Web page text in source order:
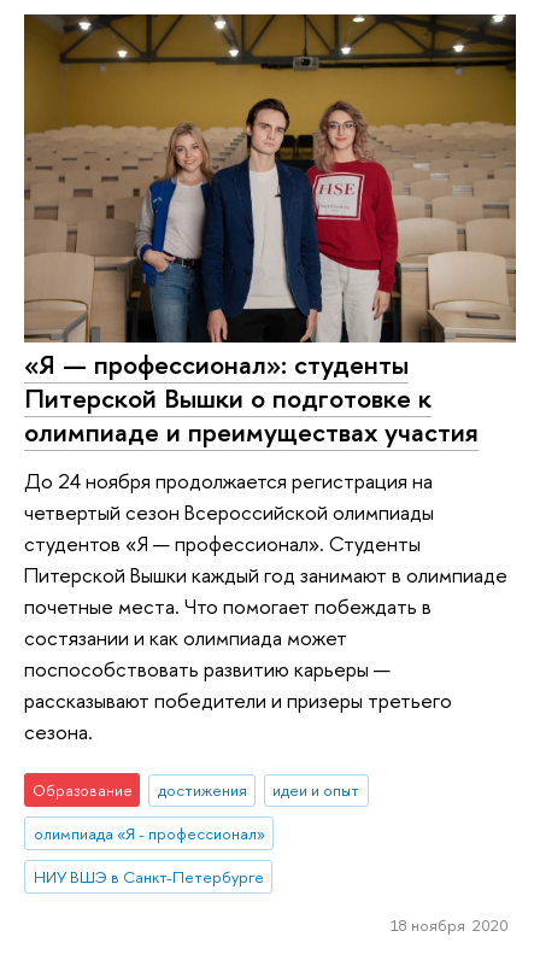
«Я — профессионал»: студенты
Питерской Вышки о подготовке к
олимпиаде и преимуществах участия
До 24 ноября продолжается регистрация на
четвертый сезон Всероссийской олимпиады
студентов «Я — профессионал». Студенты
Питерской Вышки каждый год занимают в олимпиаде
почетные места. Что помогает побеждать в
состязании и как олимпиада может
поспособствовать развитию карьеры —
рассказывают победители и призеры третьего
сезона.
Образование достижения
идеи и опыт
олимпиада «Я - профессионал»
НИУ ВШЭ в Санкт-Петербурге
18 ноября 2020